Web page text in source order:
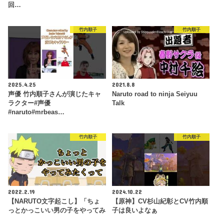
回…
竹内順子
2025.4.25
声優 竹内順子さんが演じたキャ
ラクター#声優
#naruto#mrbeas…
竹内順子
2021.8.8
Naruto road to ninja Seiyuu
Talk
竹内順子
2022.2.19
【NARUTO文字起こし】「ちょ
っとかっこいい男の子をやってみ
竹内順子
2024.10.22
【原神】CV杉山紀彰とCV竹内順
子は良いよなぁ